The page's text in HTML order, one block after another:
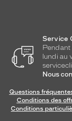
Service
lundi au
Nous
Questions
Conditions des
Conditions